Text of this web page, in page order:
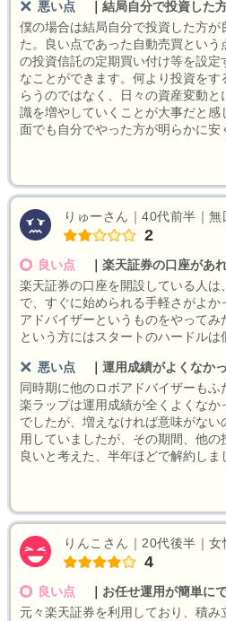
悪い点
結局自分で投資した
僕の場合は結局自分で投資した方が
た。良い点であった自動売買とい
の投資信託の定期買い付け等を設定
なことができます。何より投資をす
らうのではなく、日々の資産変動
識を増やしていくことが大事だと
面でも自分でやった方が明らかに安
りゅーさん｜40代前半｜
2
良い点
楽天証券の口座があ
楽天証券の口座を開設している人は
で、すぐに始められる手軽さがよ
アドバイザーというものをやって
という方にはスタートのハードルは
悪い点
運用成績がよくなか
同時期に他のロボアドバイザーもふ
楽ラップは運用成績が全くよくな
でしたが、増えなければ意味がな
用していましたが、その期間、他
良いと考えた、半年ほどで解約しま
りんこさん｜20代後半｜
4
良い点
お任せ運用が簡単に
元々楽天証券を利用しており、積み